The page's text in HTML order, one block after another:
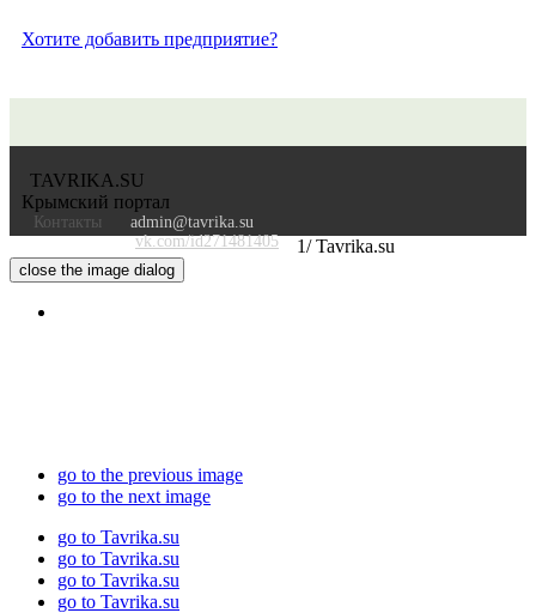
Хотите добавить предприятие?
TAVRIKA.SU
Крымский портал
Контакты
admin@tavrika.su
vk.com/id271481405
1/ Tavrika.su
close the image dialog
go to the previous image
go to the next image
go to Tavrika.su
go to Tavrika.su
go to Tavrika.su
go to Tavrika.su